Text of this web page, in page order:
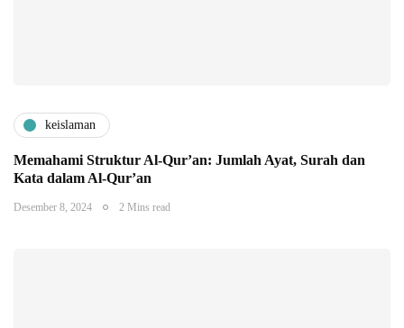
keislaman
Memahami Struktur Al-Qur’an: Jumlah Ayat, Surah dan
Kata dalam Al-Qur’an
Desember 8, 2024 2 Mins read